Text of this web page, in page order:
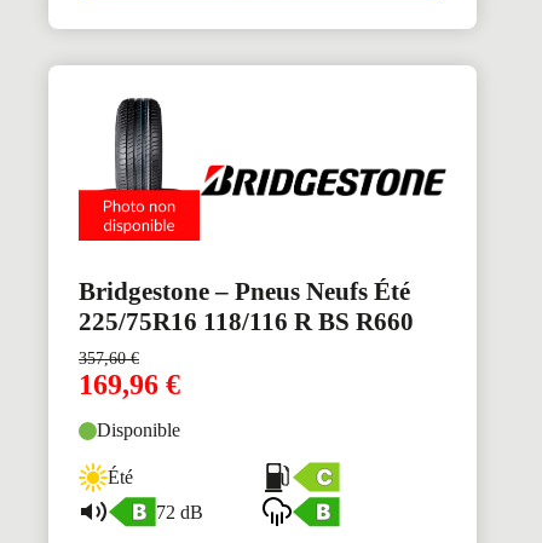
Bridgestone – Pneus Neufs Été
225/75R16 118/116 R BS R660
357,60€
169,96 €
Disponible
Été
72 dB